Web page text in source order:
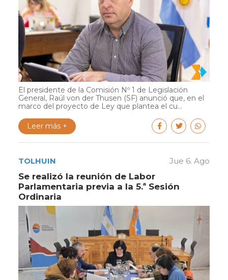
El presidente de la Comisión Nº 1 de Legislación
General, Raúl von der Thusen (SF) anunció que, en el
marco del proyecto de Ley que plantea el cu...
Leer más +
TOLHUIN Jue 6. Ago
Se realizó la reunión de Labor
Parlamentaria previa a la 5.ª Sesión
Ordinaria